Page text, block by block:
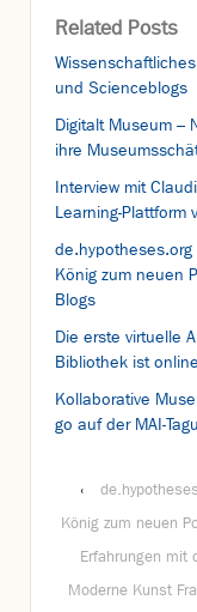
Related Posts
und Scienceblogs
Digitalt Museum –
ihre
Interview mit
Learning-Plattform
de.hypotheses.org
König zum neuen
Blogs
Die erste virtuelle
Bibliothek ist online
Kollaborative
go auf der MAI-
‹
König zum neuen
Erfahrungen mit
Moderne Kunst